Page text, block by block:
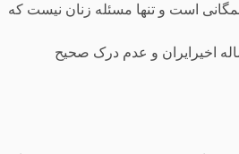
است و تنها مسئله زنان نیست که
اخیرایران و عدم درک صحیح